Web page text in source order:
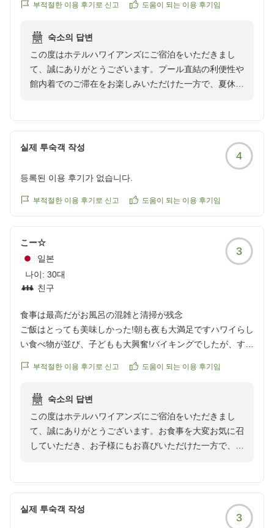
常の特別なひとときをお届けできるよう、スタッフ一同
げております。
夏休みということもあり、チェックインからクロークまで常
夕食会場もホームページに載っている会場とは別の部屋を朝
夜と案内されたので、交代で使うなど配慮してほしかったで
す。同じ料理だとは思いますが、宴会場で食べている雰囲気
が否めませんでした。
館内着を着るとハワイへのテンションが上がり、他では経験
クチコミの詳細はこちらから
reviewId=33123478493610
부적절한 이용 후기로 신고 도움이 되는 이용 후기임
숙소의 답변
この度はホテルハワイアンズにご宿泊をいただきまし
て、誠にありがとうございます。プール直結の利便性や
館内着でのご滞在をお楽しみいただけた一方で、夏休み
しては、お疲れのところ長い時間お待たせしてしまい大
変申し訳ございませんでした。少しでもスムーズにご案
内できるよう、混雑緩和に向けた誘導や手続きの効率化
ホームページに掲載されている会場ではなく宴会場での
場運用や演出方法についていただいたご意見は真摯に受
け止め、どのお部屋であってもハワイの雰囲気をお楽し
みいただけるよう今後の運営の参考とさせていただきま
す。館内の分かりづらさに関しまして、当館は増設を繰
課題となっております。紙のマップだけでは網羅しきれ
ないため、現在は主要施設への目印として床にフロアサ
インを設置するなどの対策を行っております。今後もよ
り分かりやすい案内表示の改善を進めてまいります。清
で特別な思い出を作っていただけるようサービス向上に
励んでまいります。またのご来館をスタッフ一同、心よ
りお待ち申し上げております。
실제 투숙객 작성
4
등록된 이용 후기가 없습니다.
부적절한 이용 후기로 신고 도움이 되는 이용 후기임
こー☆
일본
나이: 30대
친구
3
食事は最高だがお風呂の混雑と清掃が残念
ご飯はとっても美味しかった!朝も夜も大満足ですハワイらし
い食べ物が並び、子どもも大興奮!バイキングでしたが、すご
適でした。ホテル自体は古く、お部屋もそれなりです。トイ
ました。1番しんどかったのはお風呂です。ショーを見た後
だと、プールの棟のお風呂はやっておらず、宿泊棟のお風呂
になるのですが...あんなに混んでいるお風呂、かつ芋洗い状
態なのは初めてでした。清掃も入っておらず、ドライヤー付
次はもう一つの新しい方に泊まりたいなぁと思います。
부적절한 이용 후기로 신고 도움이 되는 이용 후기임
숙소의 답변
この度はホテルハワイアンズにご宿泊をいただきまし
て、誠にありがとうございます。お食事を大変お気に召
していただき、お子様にもお喜びいただけた一方で、客
不具合につきましては、快適なご滞在の妨げとなりまし
たことを深くお詫び申し上げます。すぐに確認し、修
실제 투숙객 작성
3